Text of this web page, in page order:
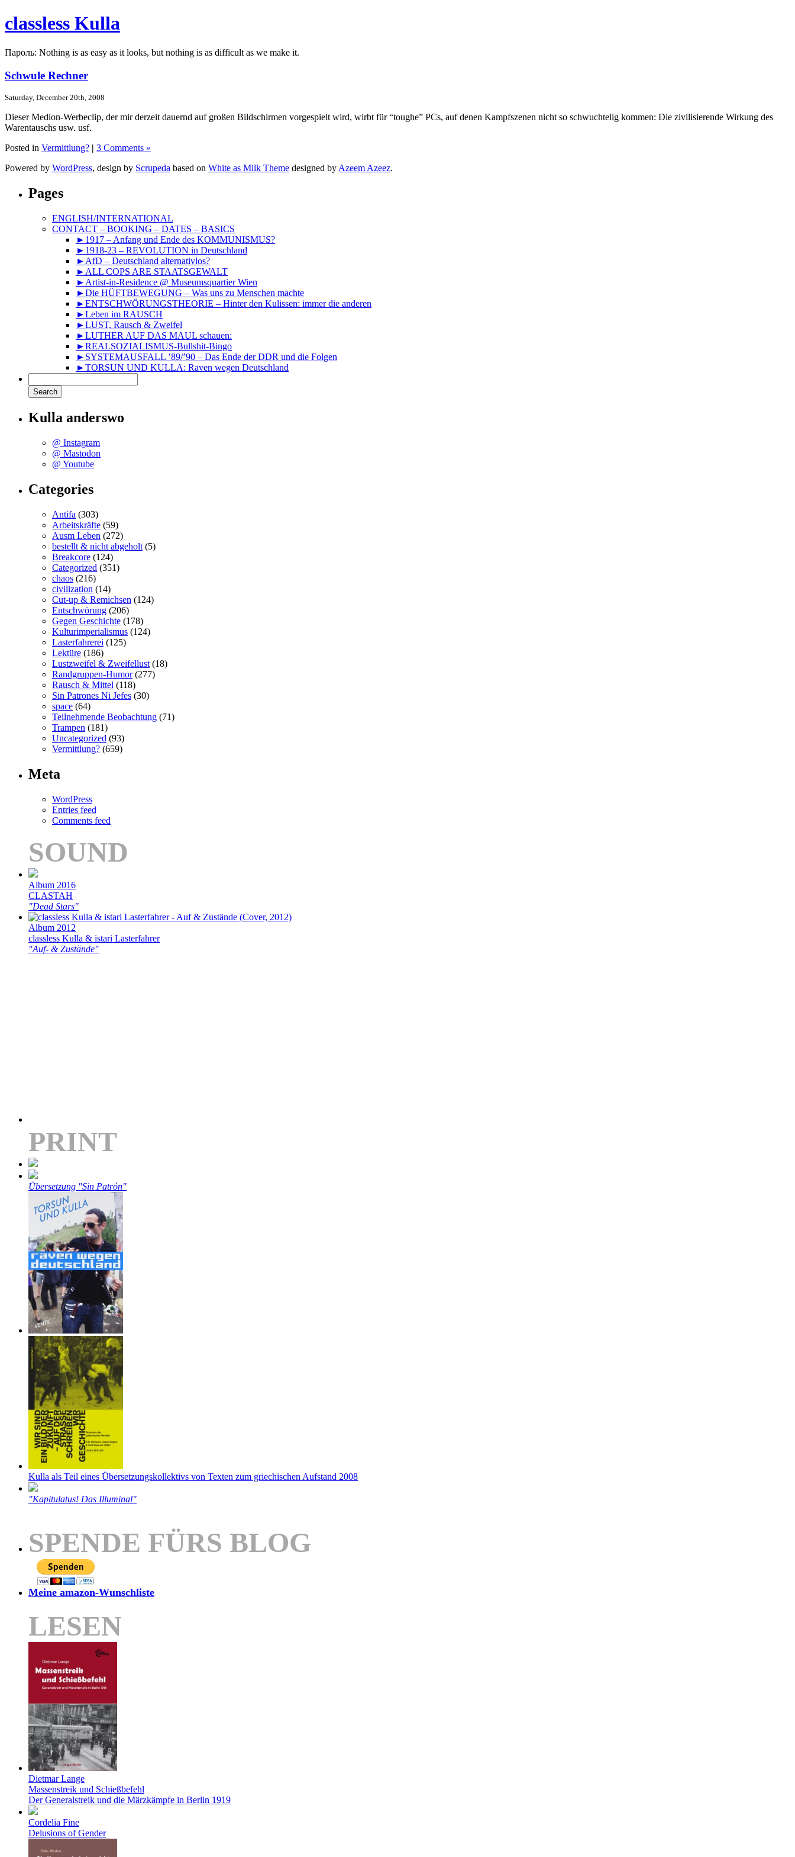
classless Kulla
Пароль: Nothing is as easy as it looks, but nothing is as difficult as we make it.
Schwule Rechner
Saturday, December 20th, 2008
Dieser Medion-Werbeclip, der mir derzeit dauernd auf großen Bildschirmen vorgespielt wird, wirbt für “toughe” PCs, auf denen Kampfszenen nicht so schwuchtelig kommen: Die zivilisierende Wirkung des
Warentauschs usw. usf.
Posted in Vermittlung? | 3 Comments »
Powered by WordPress, design by Scrupeda based on White as Milk Theme designed by Azeem Azeez.
Pages
ENGLISH/INTERNATIONAL
CONTACT – BOOKING – DATES – BASICS
►1917 – Anfang und Ende des KOMMUNISMUS?
►1918-23 – REVOLUTION in Deutschland
►AfD – Deutschland alternativlos?
►ALL COPS ARE STAATSGEWALT
►Artist-in-Residence @ Museumsquartier Wien
►Die HÜFTBEWEGUNG – Was uns zu Menschen machte
►ENTSCHWÖRUNGSTHEORIE – Hinter den Kulissen: immer die anderen
►Leben im RAUSCH
►LUST, Rausch & Zweifel
►LUTHER AUF DAS MAUL schauen:
►REALSOZIALISMUS-Bullshit-Bingo
►SYSTEMAUSFALL ’89/’90 – Das Ende der DDR und die Folgen
►TORSUN UND KULLA: Raven wegen Deutschland
Kulla anderswo
@ Instagram
@ Mastodon
@ Youtube
Categories
Antifa (303)
Arbeitskräfte (59)
Ausm Leben (272)
bestellt & nicht abgeholt (5)
Breakcore (124)
Categorized (351)
chaos (216)
civilization (14)
Cut-up & Remichsen (124)
Entschwörung (206)
Gegen Geschichte (178)
Kulturimperialismus (124)
Lasterfahrerei (125)
Lektüre (186)
Lustzweifel & Zweifellust (18)
Randgruppen-Humor(277)
Rausch & Mittel (118)
Sin Patrones Ni Jefes (30)
space (64)
Teilnehmende Beobachtung (71)
Trampen (181)
Uncategorized (93)
Vermittlung? (659)
Meta
WordPress
Entries feed
Comments feed
SOUND
Album 2016
CLASTAH
"Dead Stars"
Album 2012
classless Kulla & istari Lasterfahrer
"Auf- & Zustände"
PRINT
Übersetzung "Sin Patrón"
Kulla als Teil eines Übersetzungskollektivs von Texten zum griechischen Aufstand 2008
"Kapitulatus! Das Illuminal"
SPENDE FÜRS BLOG
Meine amazon-Wunschliste
LESEN
Dietmar Lange
Massenstreik und Schießbefehl
Der Generalstreik und die Märzkämpfe in Berlin 1919
Cordelia Fine
Delusions of Gender